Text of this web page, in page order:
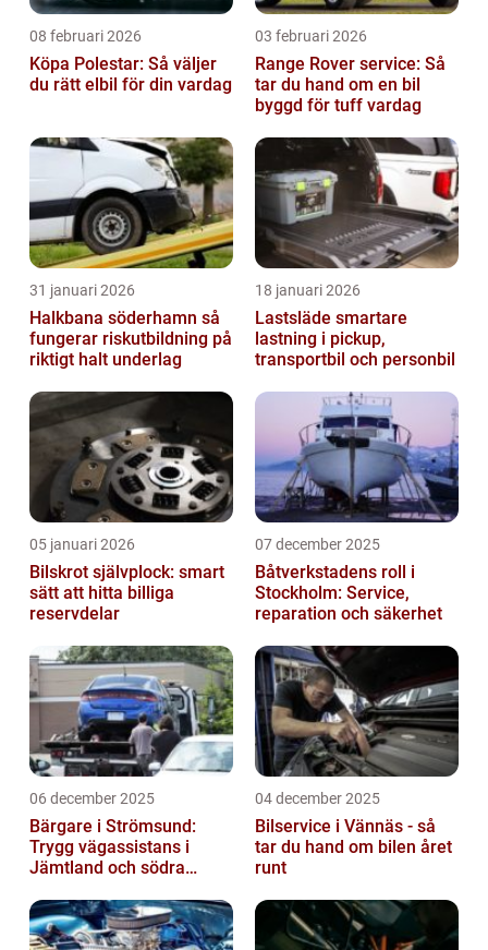
08 februari 2026
Köpa Polestar: Så väljer
du rätt elbil för din vardag
03 februari 2026
Range Rover service: Så
tar du hand om en bil
byggd för tuff vardag
31 januari 2026
Halkbana söderhamn så
fungerar riskutbildning på
riktigt halt underlag
18 januari 2026
Lastsläde smartare
lastning i pickup,
transportbil och personbil
05 januari 2026
Bilskrot självplock: smart
sätt att hitta billiga
reservdelar
07 december 2025
Båtverkstadens roll i
Stockholm: Service,
reparation och säkerhet
06 december 2025
Bärgare i Strömsund:
Trygg vägassistans i
Jämtland och södra
04 december 2025
Bilservice i Vännäs - så
tar du hand om bilen året
runt